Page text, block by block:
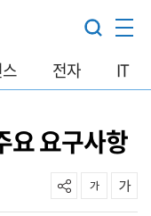
전자 IT
요 요구사항